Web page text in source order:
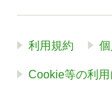
利用規約
Cookie等の利